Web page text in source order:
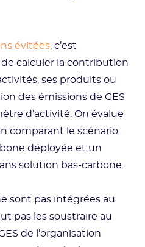
évitées, c’est
calculer la contribution
ses produits ou
des émissions de GES
d’activité. On évalue
comparant le scénario
déployée et un
solution bas-carbone.
sont pas intégrées au
pas les soustraire au
de l’organisation